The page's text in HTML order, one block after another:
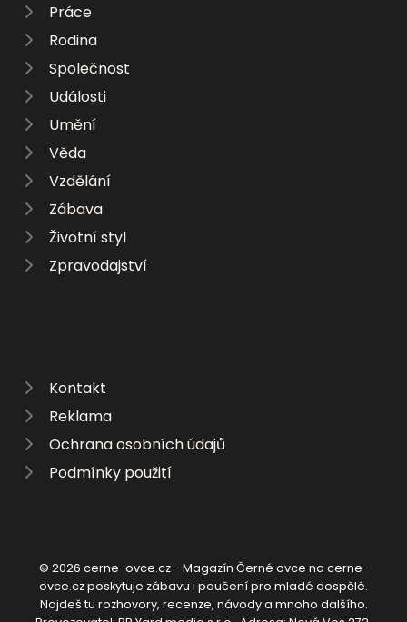
Práce
Rodina
Společnost
Události
Umění
Věda
Vzdělání
Zábava
Životní styl
Zpravodajství
Kontakt
Reklama
Ochrana osobních údajů
Podmínky použití
© 2026 cerne-ovce.cz - Magazín Černé ovce na cerne-
ovce.cz poskytuje zábavu i poučení pro mladé dospělé.
Najdeš tu rozhovory, recenze, návody a mnoho dalšího.